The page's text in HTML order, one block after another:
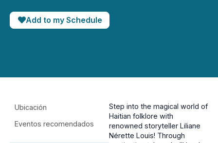
Add to my Schedule
Ubicación
Eventos recomendados
Step into the magical world of
Haitian folklore with
renowned storyteller Liliane
Nérette Louis! Through